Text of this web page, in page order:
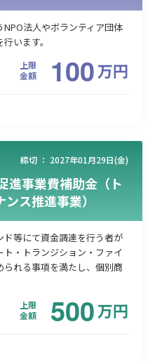
法人やボランティア団体
います。
上限
金額
100万円
締切 ： 2027年01月29日(金)
進事業費補助金（ト
ス推進事業）
等にて資金調達を行う者が
・トランジション・ファイ
れる事項を満たし、個別商
上限
金額
500万円